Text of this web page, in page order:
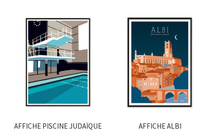
à
AFFICHE PISCINE JUDAÏQUE AFFICHE ALBI